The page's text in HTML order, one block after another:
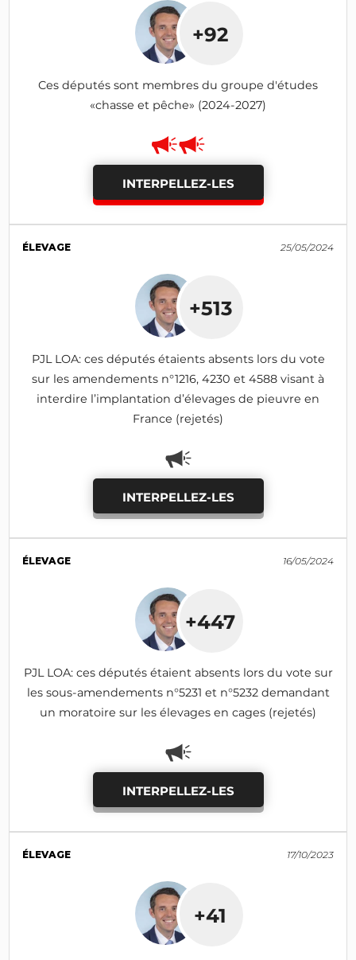
+92
Ces députés sont membres du groupe d'études
«chasse et pêche» (2024-2027)
INTERPELLEZ-LES
ÉLEVAGE 25/05/2024
+513
PJL LOA: ces députés étaients absents lors du vote
sur les amendements n°1216, 4230 et 4588 visant à
interdire l’implantation d’élevages de pieuvre en
France (rejetés)
INTERPELLEZ-LES
ÉLEVAGE 16/05/2024
+447
PJL LOA: ces députés étaient absents lors du vote sur
les sous-amendements n°5231 et n°5232 demandant
un moratoire sur les élevages en cages (rejetés)
INTERPELLEZ-LES
ÉLEVAGE 17/10/2023
+41